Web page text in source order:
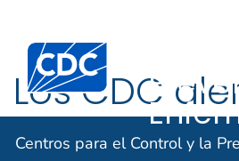
Centers for Disease Control
Centros para el Control y la
Los CDC
los